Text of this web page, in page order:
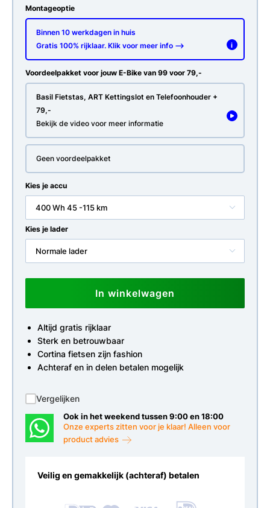
Montageoptie
Binnen 10 werkdagen in huis
Gratis 100% rijklaar. Klik voor meer info -->
i
Voordeelpakket voor jouw E-Bike van 99 voor 79,-
Basil Fietstas, ART Kettingslot en Telefoonhouder +
79,-
Bekijk de video voor meer informatie
Geen voordeelpakket
Kies je accu
400 Wh 45 -115 km
Kies je lader
Normale lader
In winkelwagen
Altijd gratis rijklaar
Sterk en betrouwbaar
Cortina fietsen zijn fashion
Achteraf en in delen betalen mogelijk
Vergelijken
Ook in het weekend tussen 9:00 en 18:00
Onze experts zitten voor je klaar! Alleen voor
product advies
Veilig en gemakkelijk (achteraf) betalen